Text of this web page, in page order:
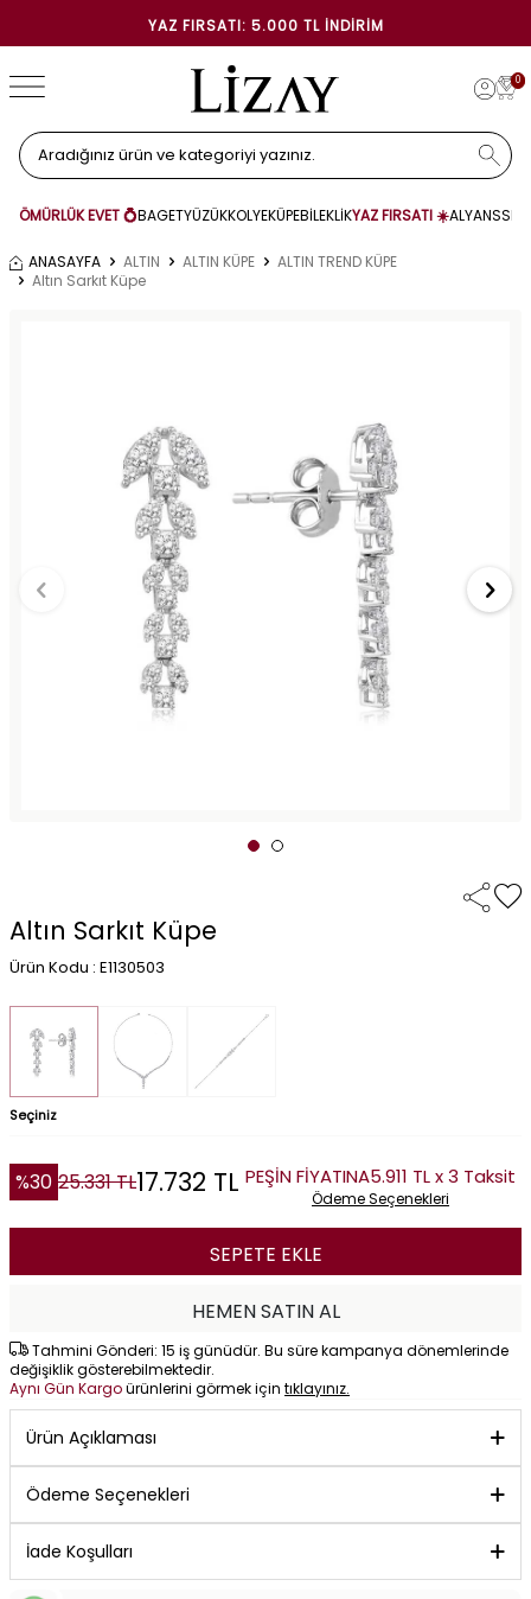
YAZ FIRSATI: 5.000 TL İNDIRIM
0
ÖMÜRLÜK EVET 💍BAGETYÜZÜKKOLYEKÜPEBİLEKLİKYAZ FIRSATI ☀️ALYANS
ANASAYFA ALTIN ALTIN KÜPE
ALTIN TREND KÜPE
Altın Sarkıt Küpe
Altın Sarkıt Küpe
Ürün Kodu : E1130503
Seçiniz
%30 25.331TL17.732 TL PEŞİN FİYATINA5.911 TL x 3 Taksit
Ödeme Seçenekleri
SEPETE EKLE
HEMEN SATIN AL
Tahmini Gönderi: 15 iş günüdür. Bu süre kampanya dönemlerinde
değişiklik gösterebilmektedir.
Aynı Gün Kargoürünlerini görmek için tıklayınız.
Ürün Açıklaması
Ödeme Seçenekleri
İade Koşulları